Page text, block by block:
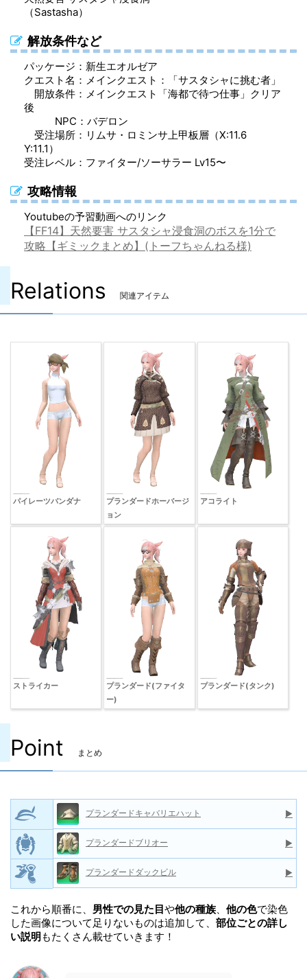
ストライカースカート（脚防具）
アコライトローブ（胴防具）
アコライトスカート（脚防具）
ストライカーグローブ（手防具）
アコライトハーフグローブ（手防具）
プランダードキャバリエハット（頭防具）
ストライカースカート（脚防具）
アコライトローブ（胴防具）
アコライトスカート（脚防具）
プランダードダックビル（足防具）
プランダードホーバージョン（胴防具）
パイレーツバンダナ（頭防具）
（Sastasha）
解放条件など
パッケージ：新生エオルゼア
クエスト名：メインクエスト：「サスタシャに挑む者」
開放条件：メインクエスト「海都で待つ仕事」クリア
後
NPC：バデロン
受注場所：リムサ・ロミンサ上甲板層（X:11.6
Y:11.1）
受注レベル：ファイター/ソーサラー Lv15〜
攻略情報
Youtubeの予習動画へのリンク
【FF14】天然要害 サスタシャ浸食洞のボスを1分で
攻略【ギミックまとめ】(トーフちゃんねる様)
Relations 関連アイテム
パイレーツバンダナ
プランダードホーバージ
ョン
アコライト
ストライカー
プランダード(ファイタ
ー)
プランダード(タンク)
Point まとめ
プランダードキャバリエハット ▶
プランダードブリオー ▶
プランダードダックビル ▶
これから順番に、 男性での見た目や他の種族、 他の色で染色
した画像について足りないものは追加して、 部位ごとの詳し
い説明もたくさん載せていきます！